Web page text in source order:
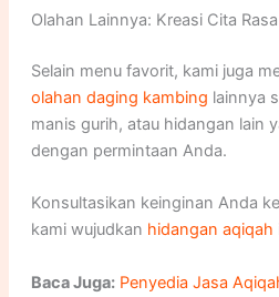
Olahan Lainnya: Kreasi Cita Rasa
Selain menu favorit, kami juga
olahan daging kambing lainnya
manis gurih, atau hidangan lain
dengan permintaan Anda.
Konsultasikan keinginan Anda
kami wujudkan hidangan aqiqah
Baca Juga: Penyedia Jasa